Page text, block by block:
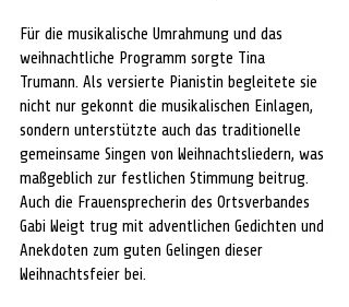
Für die musikalische Umrahmung und das
weihnachtliche Programm sorgte Tina
Trumann. Als versierte Pianistin begleitete sie
nicht nur gekonnt die musikalischen Einlagen,
sondern unterstützte auch das traditionelle
gemeinsame Singen von Weihnachtsliedern, was
maßgeblich zur festlichen Stimmung beitrug.
Auch die Frauensprecherin des Ortsverbandes
Gabi Weigt trug mit adventlichen Gedichten und
Anekdoten zum guten Gelingen dieser
Weihnachtsfeier bei.